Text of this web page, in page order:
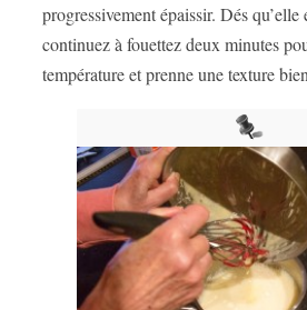
progressivement épaissir. Dés
continuez à fouettez deux minutes
température et prenne une texture